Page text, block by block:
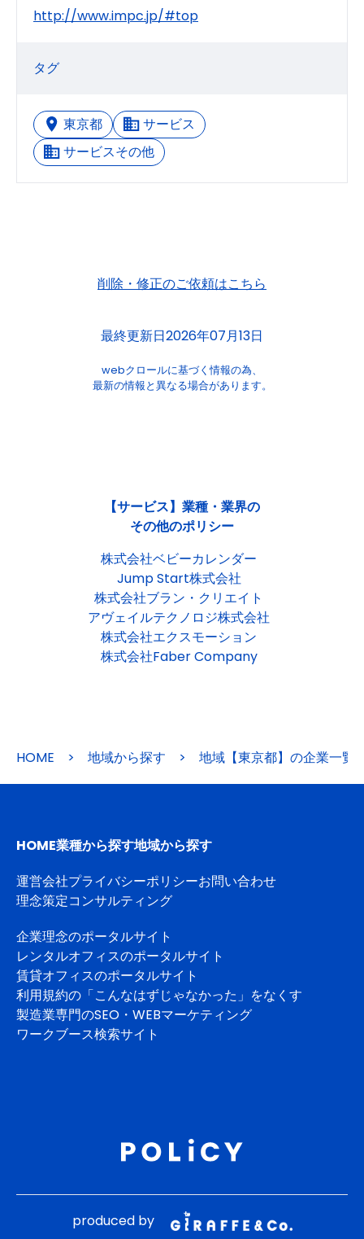
http://www.impc.jp/#top
タグ
東京都
サービス
サービスその他
削除・修正のご依頼はこちら
最終更新日2026年07月13日
webクロールに基づく情報の為、
最新の情報と異なる場合があります。
【サービス】業種・業界の
その他のポリシー
株式会社ベビーカレンダー
Jump Start株式会社
株式会社ブラン・クリエイト
アヴェイルテクノロジ株式会社
株式会社エクスモーション
株式会社Faber Company
HOME > 地域から探す > 地域【東京都】の企業一覧
HOME業種から探す地域から探す
運営会社プライバシーポリシーお問い合わせ
理念策定コンサルティング
企業理念のポータルサイト
レンタルオフィスのポータルサイト
賃貸オフィスのポータルサイト
利用規約の「こんなはずじゃなかった」をなくす
製造業専門のSEO・WEBマーケティング
ワークブース検索サイト
produced by